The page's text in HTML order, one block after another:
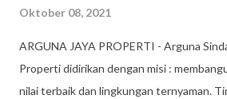
Oktober 08, 2021
​ARGUNA JAYA PROPERTI - Arguna
Properti didirikan dengan misi :
nilai terbaik dan lingkungan ternyaman.